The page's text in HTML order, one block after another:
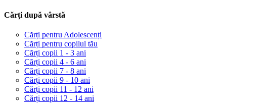
Cărți după vârstă
Cărți pentru Adolescenți
Cărți pentru copilul tău
Cărți copii 1 - 3 ani
Cărți copii 4 - 6 ani
Cărți copii 7 - 8 ani
Cărți copii 9 - 10 ani
Cărți copii 11 - 12 ani
Cărți copii 12 - 14 ani